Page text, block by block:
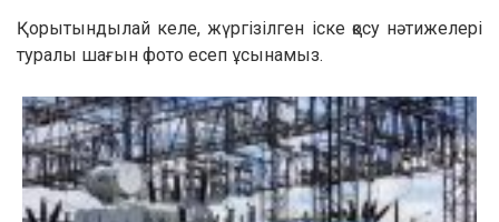
Қорытындылай келе, жүргізілген іске қосу нәтижелері
туралы шағын фото есеп ұсынамыз.